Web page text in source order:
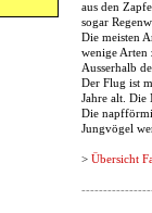
aus den
sogar
Die meisten
wenige Arten
Ausserhalb
Der Flug ist
Jahre alt. Die
Die
Jungvögel
> Übersicht